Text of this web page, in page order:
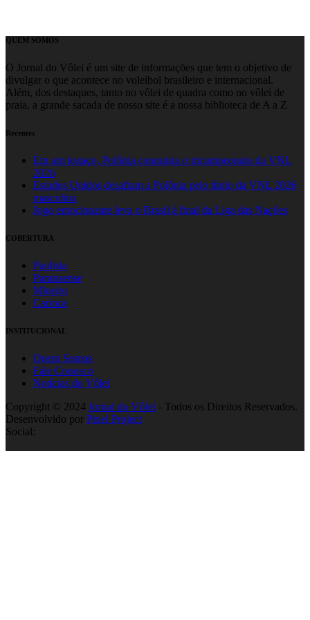
QUEM SOMOS
O Jornal do Vôlei é um site de informações que tem o objetivo de
divulgar o que acontece no voleibol brasileiro e internacional.
Além, dos destaques, tanto no vôlei de quadra como no vôlei de
praia, a grande sacada de nosso site é a nossa biblioteca de A a Z
Recentes
Em um jogaço, Polônia conquista o tricampeonato da VNL
2026
Estados Unidos desafiam a Polônia pelo título da VNL 2026
masculina
Jogo emocionante leva o Brasil à final da Liga das Nações
COBERTURA
Paulista
Paranaense
Mineiro
Carioca
INSTITUCIONAL
Quem Somos
Fale Conosco
Notícias do Vôlei
Copyright © 2024 Jornal do Vôlei - Todos os Direitos Reservados.
Desenvolvido por Pixel Project
Social: